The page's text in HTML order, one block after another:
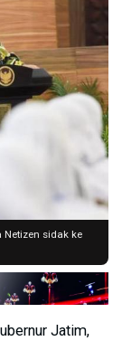
Netizen sidak ke
Jatim,